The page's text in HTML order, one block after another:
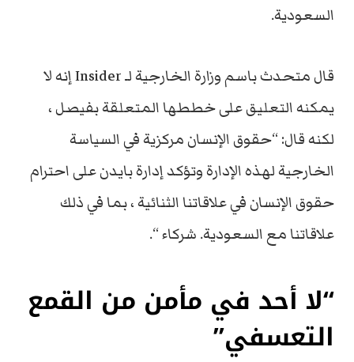
السعودية.
قال متحدث باسم وزارة الخارجية لـ Insider إنه لا
يمكنه التعليق على خططها المتعلقة بفيصل ،
لكنه قال: “حقوق الإنسان مركزية في السياسة
الخارجية لهذه الإدارة وتؤكد إدارة بايدن على احترام
حقوق الإنسان في علاقاتنا الثنائية ، بما في ذلك
علاقاتنا مع السعودية. شركاء “.
“لا أحد في مأمن من القمع
التعسفي”